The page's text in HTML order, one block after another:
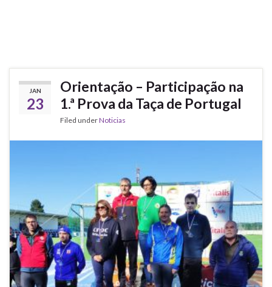
JAN
23
Orientação – Participação na
1.ª Prova da Taça de Portugal
Filed underNoticias